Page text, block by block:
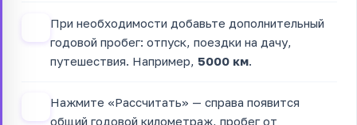
При необходимости добавьте дополнительный
годовой пробег: отпуск, поездки на дачу,
путешествия. Например, 5000 км.
Нажмите «Рассчитать» — справа появится
общий годовой километраж, пробег от